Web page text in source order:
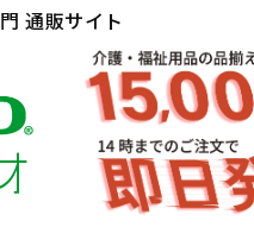
通販サイト